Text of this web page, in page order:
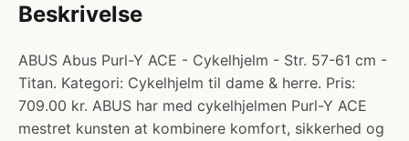
Beskrivelse
ABUS Abus Purl-Y ACE - Cykelhjelm - Str. 57-61 cm -
Titan. Kategori: Cykelhjelm til dame & herre. Pris:
709.00 kr. ABUS har med cykelhjelmen Purl-Y ACE
mestret kunsten at kombinere komfort, sikkerhed og